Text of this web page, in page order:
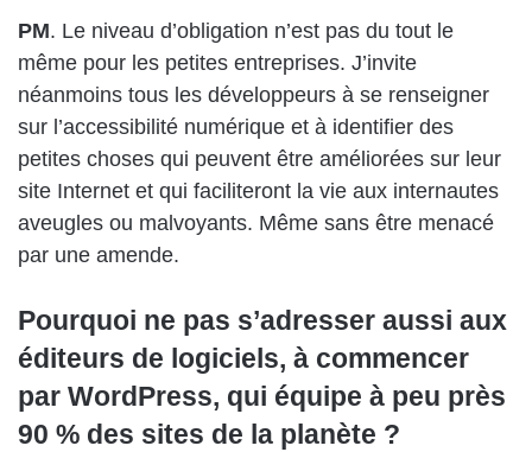
PM. Le niveau d’obligation n’est pas du tout le
même pour les petites entreprises. J’invite
néanmoins tous les développeurs à se renseigner
sur l’accessibilité numérique et à identifier des
petites choses qui peuvent être améliorées sur leur
site Internet et qui faciliteront la vie aux internautes
aveugles ou malvoyants. Même sans être menacé
par une amende.
Pourquoi ne pas s’adresser aussi aux
éditeurs de logiciels, à commencer
par WordPress, qui équipe à peu près
90 % des sites de la planète ?